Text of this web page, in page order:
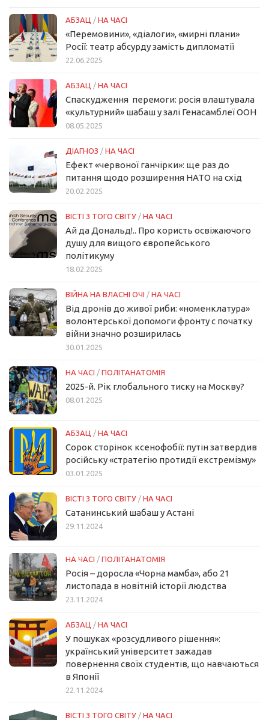
АБЗАЦ / НА ЧАСІ
«Перемовини», «діалоги», «мирні плани»
Росії: театр абсурду замість дипломатії
22.06.2025
АБЗАЦ / НА ЧАСІ
Спаскудження перемоги: росія влаштувала
«культурний» шабаш у залі Генасамблеї ООН
08.05.2025
ДІАГНОЗ / НА ЧАСІ
Ефект «червоної ганчірки»: ще раз до
питання щодо розширення НАТО на схід
20.02.2025
ВІСТІ З ТОГО СВІТУ / НА ЧАСІ
Ай да Дональд!.. Про користь освіжаючого
душу для вищого європейського
політикуму
18.02.2025
ВІЙНА НА ВЛАСНІ ОЧІ / НА ЧАСІ
Від дронів до живої риби: «номенклатура»
волонтерської допомоги фронту с початку
війни значно розширилась
30.01.2025
НА ЧАСІ / ПОЛІТАНАТОМІЯ
2025-й. Рік глобального тиску на Москву?
08.01.2025
АБЗАЦ / НА ЧАСІ
Сорок сторінок ксенофобії: путін затвердив
російську «стратегію протидії екстремізму»
03.01.2025
ВІСТІ З ТОГО СВІТУ / НА ЧАСІ
Сатанинський шабаш у Астані
29.11.2024
НА ЧАСІ / ПОЛІТАНАТОМІЯ
Росія – доросла «Чорна мамба», або 21
листопада в новітній історії людства
23.11.2024
АБЗАЦ / НА ЧАСІ
У пошуках «розсудливого рішення»:
український університет зажадав
повернення своїх студентів, що навчаються
в Японії
22.11.2024
ВІСТІ З ТОГО СВІТУ / НА ЧАСІ